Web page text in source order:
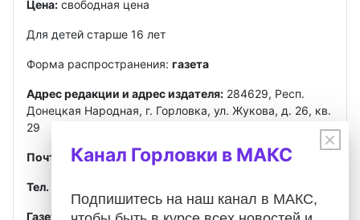
Цена: свободная цена
Для детей старше 16 лет
Форма распространения: газета
Адрес редакции и адрес издателя: 284629, Респ.
Донецкая Народная, г. Горловка, ул. Жукова, д. 26, кв.
29
Почта gorlovkasegodnya@ya.ru
Тел. ред.:
Газета зарегистрированаФедеральной службой по
×
Канал Горловки в МАКС
Подпишитесь на наш канал в МАКС,